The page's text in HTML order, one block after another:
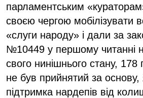
парламентським
своєю чергою мобілізувати
«слуги народу» і дали за
№10449 у першому читанні
свого нинішнього стану, 178
не був прийнятий за основу,
підтримка нардепів від